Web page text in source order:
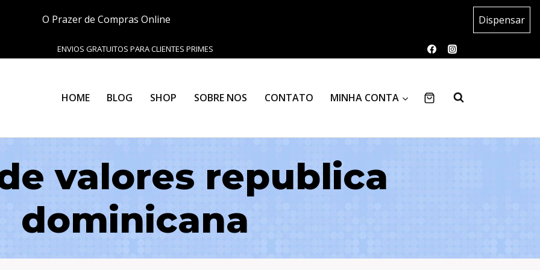
O Prazer de Compras Online Dispensar
ENVIOS GRATUITOS PARA CLIENTES PRIMES
HOME BLOG SHOP SOBRE NOS CONTATO MINHA CONTA
valores republica
dominicana